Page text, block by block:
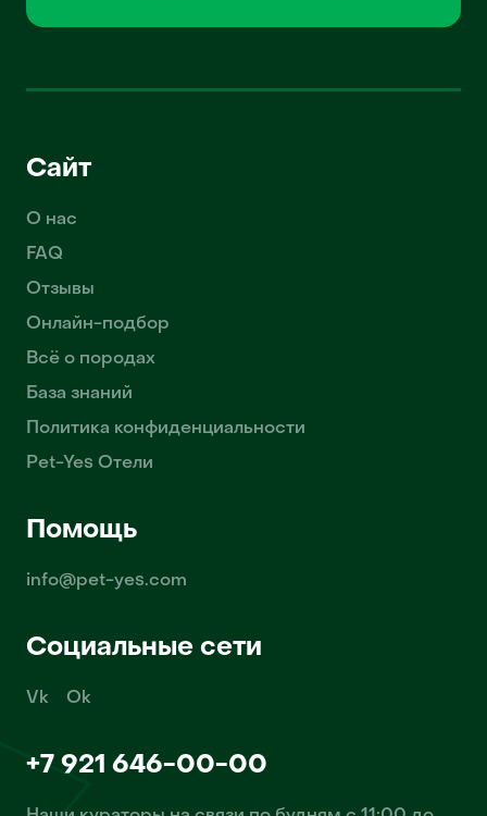
Сайт
О нас
FAQ
Отзывы
Онлайн-подбор
Всё о породах
База знаний
Политика конфиденциальности
Pet-Yes Отели
Помощь
info@pet-yes.com
Социальные сети
Vk Ok
+7 921 646-00-00